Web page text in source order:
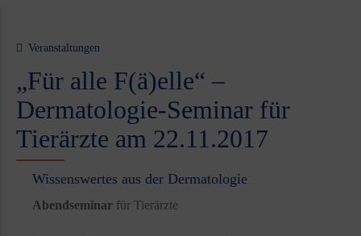
Veranstaltungen
„Für alle F(ä)elle“ –
Dermatologie-Seminar für
Tierärzte am 22.11.2017
Wissenswertes aus der Dermatologie
Abendseminar für Tierärzte